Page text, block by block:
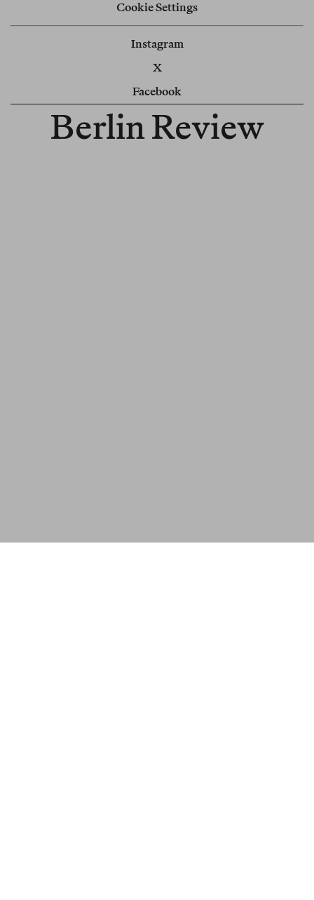
Cookie Settings
Instagram
X
Facebook
Berlin Review